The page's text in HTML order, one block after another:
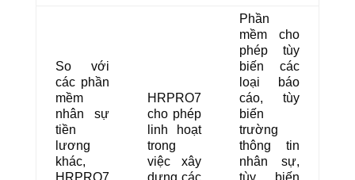
So với
các phần
mềm
nhân sự
tiền
lương
khác,
HRPRO7
HRPRO7
cho phép
linh hoạt
trong
việc xây
dựng các
Phần
mềm cho
phép tùy
biến các
loại báo
cáo, tùy
biến
trường
thông tin
nhân sự,
tùy biến